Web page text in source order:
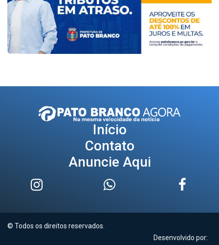
Início
Contato
Anuncie Aqui
© Todos os direitos reservados.
Desenvolvido por: